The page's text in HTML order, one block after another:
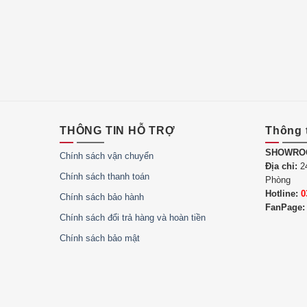
THÔNG TIN HỖ TRỢ
Chính sách vận chuyển
Chính sách thanh toán
Chính sách bảo hành
Chính sách đổi trả hàng và hoàn tiền
Chính sách bảo mật
Thông
Địa chỉ:
Phòng
Hotline:
FanPage: